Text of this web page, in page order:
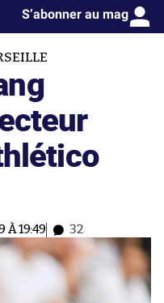
S’abonner au mag
À 19:49 32